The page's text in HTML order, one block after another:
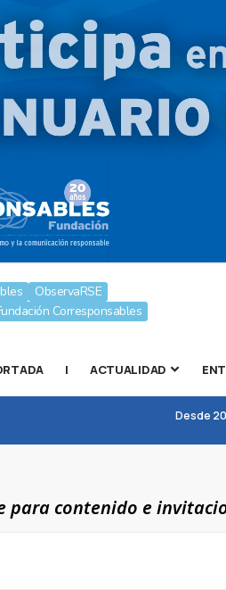
ObservaRSE
Corresponsables
| ACTUALIDAD
Desde
para contenido e